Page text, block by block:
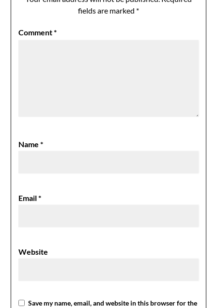
fields are marked *
Comment*
Name*
Email*
Website
Save my name, email, and website in this browser for the